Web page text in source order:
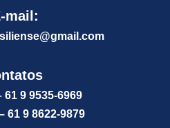
mail:
ail.com
61 9 9535-6969
61 9 8622-9879